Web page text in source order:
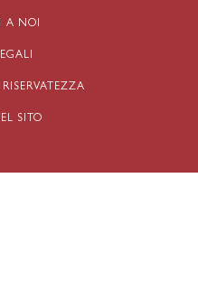
A NOI
SITO